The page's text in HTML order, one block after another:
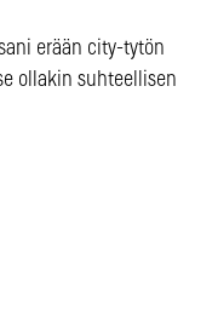
erään city-tytön
ollakin suhteellisen